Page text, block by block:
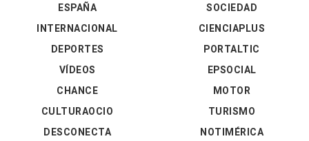
ESPAÑA
INTERNACIONAL
DEPORTES
VÍDEOS
SOCIEDAD
CIENCIAPLUS
PORTALTIC
EPSOCIAL
CHANCE
CULTURAOCIO
DESCONECTA
MOTOR
TURISMO
NOTIMÉRICA